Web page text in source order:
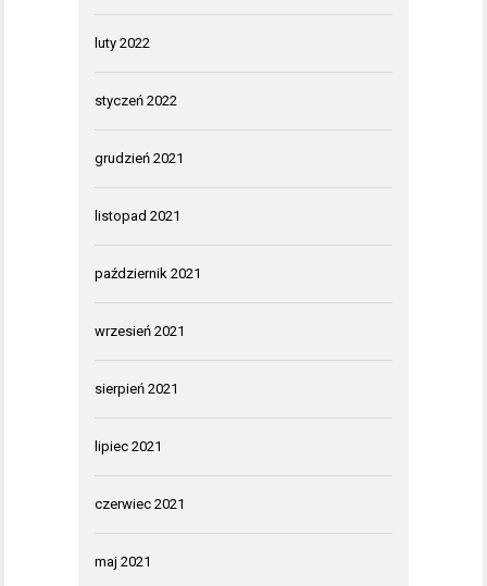
luty 2022
styczeń 2022
grudzień 2021
listopad 2021
październik 2021
wrzesień 2021
sierpień 2021
lipiec 2021
czerwiec 2021
maj 2021